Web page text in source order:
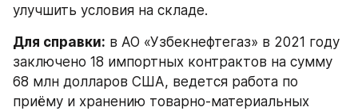
улучшить условия на складе.
Для справки: в АО «Узбекнефтегаз» в 2021 году
заключено 18 импортных контрактов на сумму
68 млн долларов США, ведется работа по
приёму и хранению товарно-материальных